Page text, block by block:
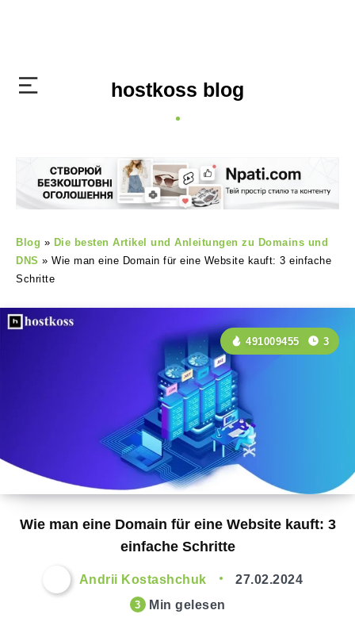
hostkoss blog
Blog » Die besten Artikel und Anleitungen zu Domains und
DNS » Wie man eine Domain für eine Website kauft: 3 einfache
Schritte
Wie man eine Domain für eine Website kauft: 3
einfache Schritte
491009455 3
Andrii Kostashchuk 27.02.2024
3 Min gelesen